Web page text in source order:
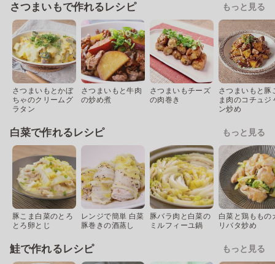
さつまいもで作れるレシピ もっと見る
さつまいもとかぼ
ちゃのクリームグ
ラタン
さつまいもと牛肉
の炒め煮
さつまいもチーズ
の肉巻き
さつまいもと豚
ま肉のコチュジ
ン炒め
白菜で作れるレシピ もっと見る
豚こま白菜のとろ
とろ卵とじ
レンジで簡単 白菜
豚巻きの酒蒸し
豚バラ肉と白菜の
ミルフィーユ鍋
白菜と鶏ももの
リバタ炒め
鮭で作れるレシピ もっと見る